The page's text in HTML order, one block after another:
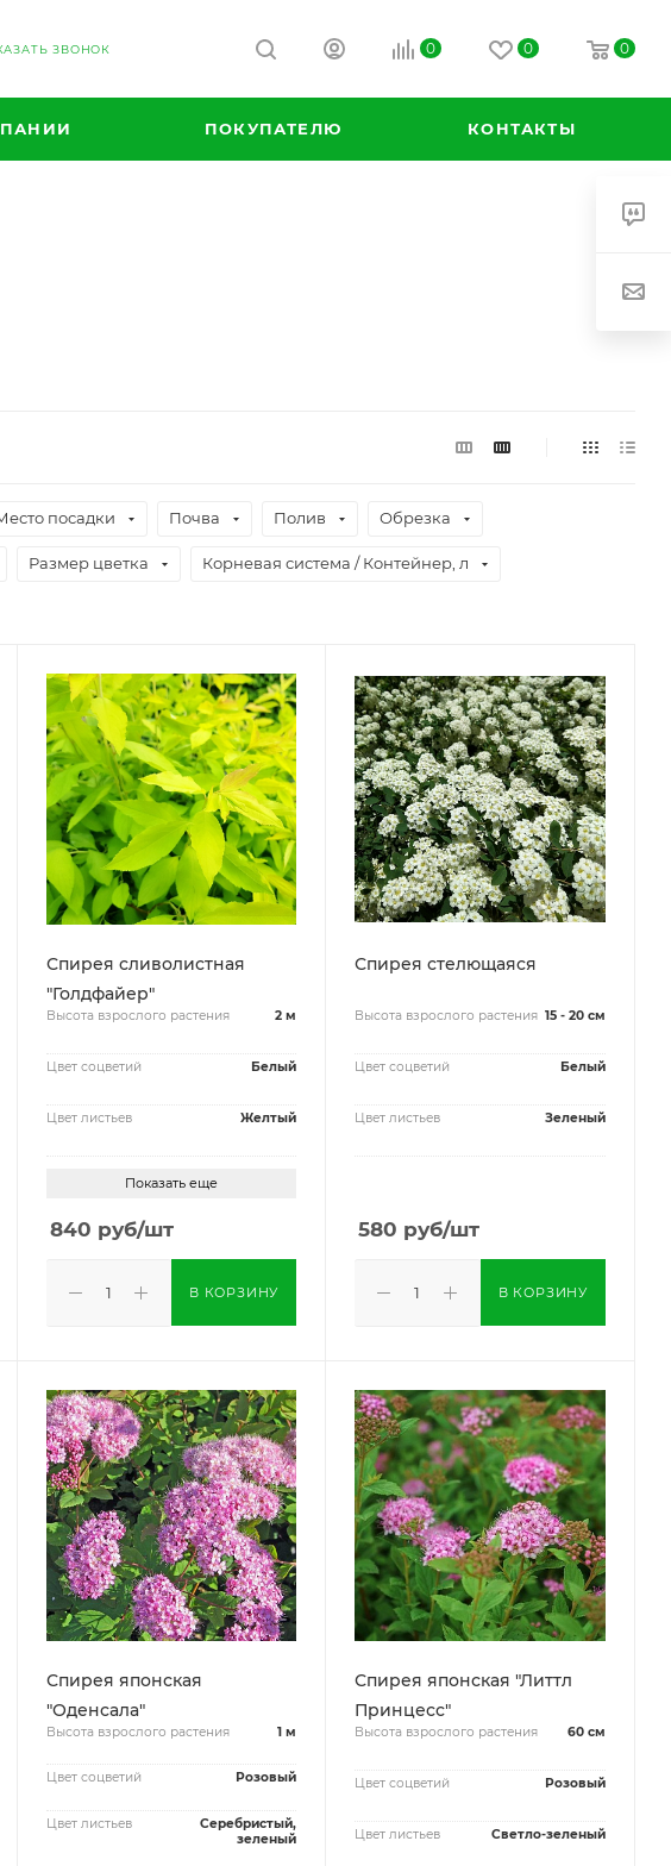
ЗВОНОК 0 0 0
ПОКУПАТЕЛЮ КОНТАКТЫ
посадки Почва Полив Обрезка
Размер цветка Корневая система / Контейнер, л
Спирея сливолистная
"Голдфайер"
Высота взрослого растения 2 м
Цвет соцветий Белый
Цвет листьев Желтый
Показать еще
840 руб/шт
В КОРЗИНУ
Спирея стелющаяся
Высота взрослого растения 15 - 20 см
Цвет соцветий Белый
Цвет листьев Зеленый
580 руб/шт
В КОРЗИНУ
Спирея японская
"Оденсала"
Высота взрослого растения 1 м
Цвет соцветий Розовый
Цвет листьев
Серебристый,
зеленый
Спирея японская "Литтл
Принцесс"
Высота взрослого растения 60 см
Цвет соцветий Розовый
Цвет листьев Светло-зеленый